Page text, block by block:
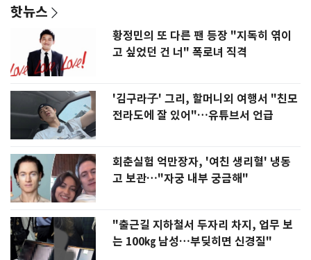
핫뉴스
황정민의 또 다른 팬 등장 "지독히 엮이
고 싶었던 건 너" 폭로녀 직격
'김구라子' 그리, 할머니외 여행서 "친모
전라도에 잘 있어"…유튜브서 언급
회춘실험 억만장자, '여친 생리혈' 냉동
고 보관…"자궁 내부 궁금해"
"출근길 지하철서 두자리 차지, 업무 보
는 100㎏ 남성…부딪히면 신경질"